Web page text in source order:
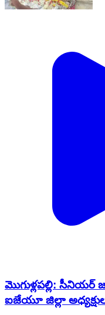
మొగుళ్లపల్లి: సీనియర్
ఐజేయూ జిల్లా